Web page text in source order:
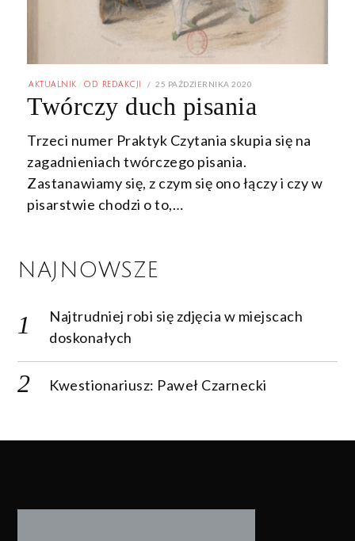
AKTUALNIK OD REDAKCJI
POSTED
25 PAŹDZIERNIKA 2020
2021
Twórczy duch pisania
Trzeci numer Praktyk Czytania skupia się na
zagadnieniach twórczego pisania.
Zastanawiamy się, z czym się ono łączy i czy w
pisarstwie chodzi o to,…
NAJNOWSZE
Najtrudniej robi się zdjęcia w miejscach
doskonałych
Kwestionariusz: Paweł Czarnecki